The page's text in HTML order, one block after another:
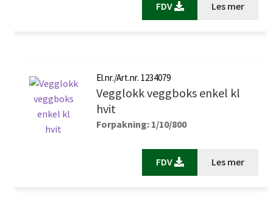
FDV Les mer
El.nr./Art.nr. 1234079
Vegglokk veggboks enkel kl
hvit
Forpakning: 1/10/800
FDV Les mer